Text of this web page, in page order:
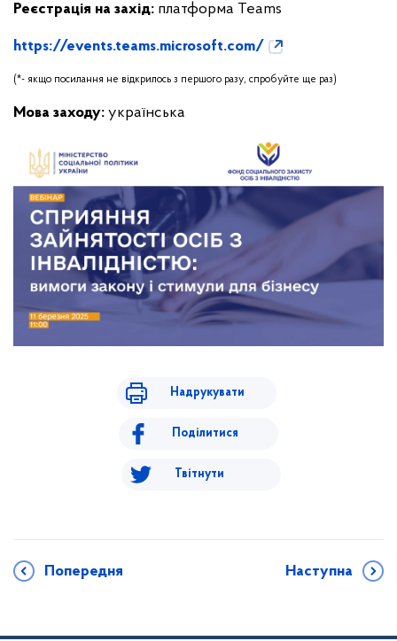
Реєстрація на захід: платформа Teams
https://events.teams.microsoft.com/
(*- якщо посилання не відкрилось з першого разу, спробуйте ще раз)
Мова заходу: українська
Надрукувати
Поділитися
Твітнути
Попередня Наступна